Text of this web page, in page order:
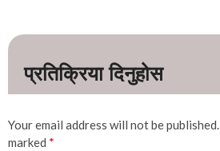
Your email address will not be published.
marked *